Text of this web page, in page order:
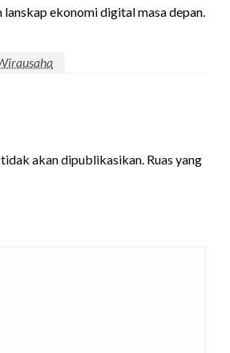
ekonomi digital masa depan.
akan dipublikasikan. Ruas yang